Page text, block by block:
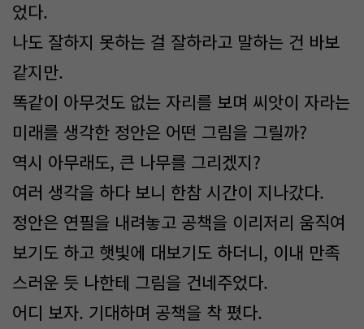
었다.
나도 잘하지 못하는 걸 잘하라고 말하는 건 바보
같지만.
똑같이 아무것도 없는 자리를 보며 씨앗이 자라는
미래를 생각한 정안은 어떤 그림을 그릴까?
역시 아무래도, 큰 나무를 그리겠지?
여러 생각을 하다 보니 한참 시간이 지나갔다.
정안은 연필을 내려놓고 공책을 이리저리 움직여
보기도 하고 햇빛에 대보기도 하더니, 이내 만족
스러운 듯 나한테 그림을 건네주었다.
어디 보자. 기대하며 공책을 착 폈다.